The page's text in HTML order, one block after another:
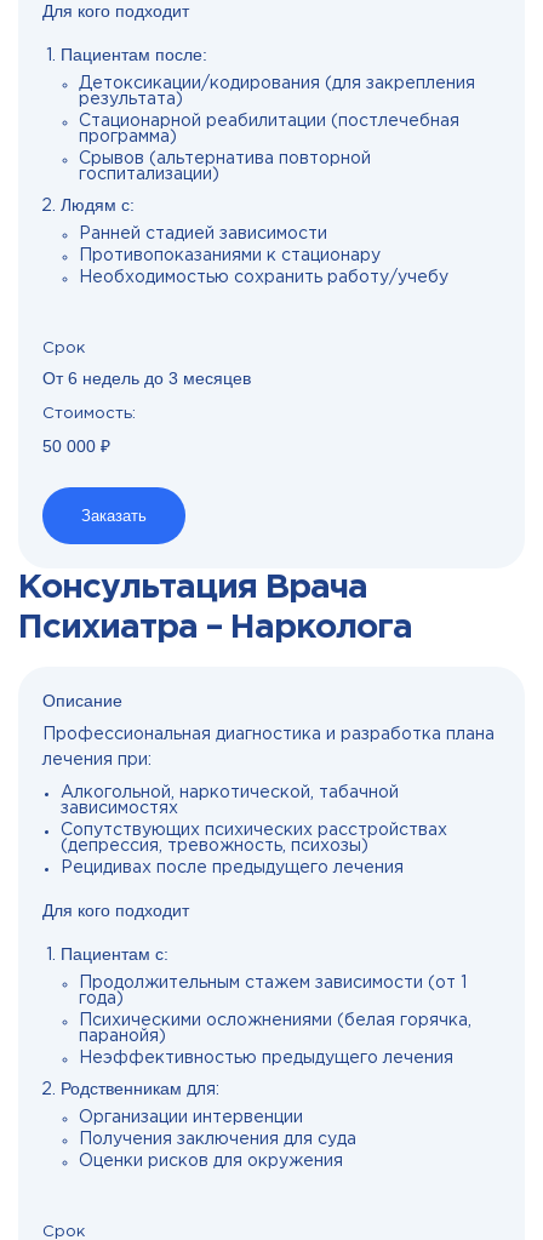
Для кого подходит
Пациентам после:
Детоксикации/кодирования (для закрепления
результата)
Стационарной реабилитации (постлечебная
программа)
Срывов (альтернатива повторной
госпитализации)
Людям с:
Ранней стадией зависимости
Противопоказаниями к стационару
Необходимостью сохранить работу/учебу
Срок
От 6 недель до 3 месяцев
Стоимость:
50 000 ₽
Заказать
Консультация Врача
Психиатра – Нарколога
Описание
Профессиональная диагностика и разработка плана
лечения при:
Алкогольной, наркотической, табачной
зависимостях
Сопутствующих психических расстройствах
(депрессия, тревожность, психозы)
Рецидивах после предыдущего лечения
Для кого подходит
Пациентам с:
Продолжительным стажем зависимости (от 1
года)
Психическими осложнениями (белая горячка,
паранойя)
Неэффективностью предыдущего лечения
Родственникам для:
Организации интервенции
Получения заключения для суда
Оценки рисков для окружения
Срок